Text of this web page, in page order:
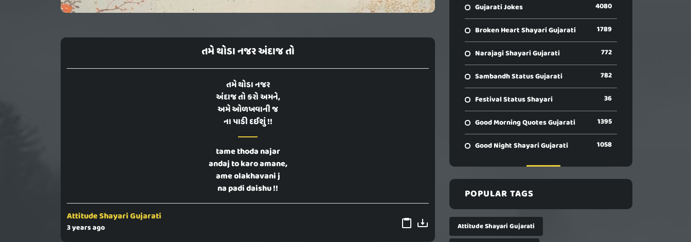
તમે થોડા નજર અંદાજ તો
તમે થોડા નજર
અંદાજ તો કરો અમને,
અમે ઓળખવાની જ
ના પાડી દઈશું !!
tame thoda najar
andaj to karo amane,
ame olakhavani j
na padi daishu !!
Attitude Shayari Gujarati
3 years ago
Gujarati Jokes 4080
Broken Heart Shayari Gujarati 1789
Narajagi Shayari Gujarati 772
Sambandh Status Gujarati 782
Festival Status Shayari 36
Good Morning Quotes Gujarati 1395
Good Night Shayari Gujarati 1058
POPULAR TAGS
Attitude Shayari Gujarati